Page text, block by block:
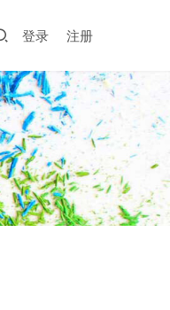
登录 注册